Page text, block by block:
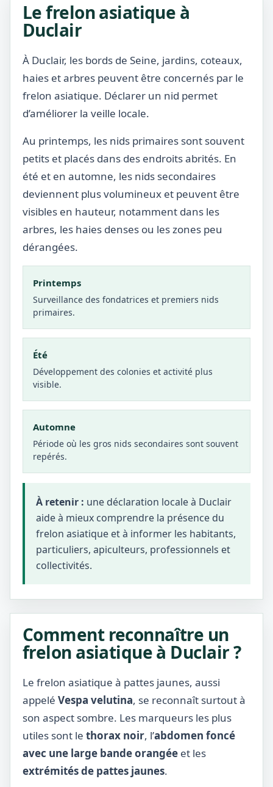
Le frelon asiatique à
Duclair
À Duclair, les bords de Seine, jardins, coteaux,
haies et arbres peuvent être concernés par le
frelon asiatique. Déclarer un nid permet
d’améliorer la veille locale.
Au printemps, les nids primaires sont souvent
petits et placés dans des endroits abrités. En
été et en automne, les nids secondaires
deviennent plus volumineux et peuvent être
visibles en hauteur, notamment dans les
arbres, les haies denses ou les zones peu
dérangées.
Printemps
Surveillance des fondatrices et premiers nids
primaires.
Été
Développement des colonies et activité plus
visible.
Automne
Période où les gros nids secondaires sont souvent
repérés.
À retenir : une déclaration locale à Duclair
aide à mieux comprendre la présence du
frelon asiatique et à informer les habitants,
particuliers, apiculteurs, professionnels et
collectivités.
Comment reconnaître un
frelon asiatique à Duclair ?
Le frelon asiatique à pattes jaunes, aussi
appelé Vespa velutina, se reconnaît surtout à
son aspect sombre. Les marqueurs les plus
utiles sont le thorax noir, l’abdomen foncé
avec une large bande orangée et les
extrémités de pattes jaunes.